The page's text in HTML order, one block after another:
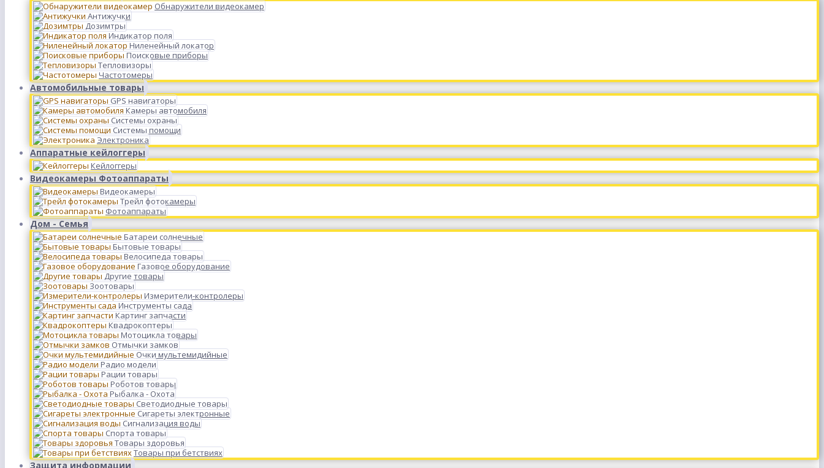
Обнаружители видеокамер
Антижучки
Дозимтры
Индикатор поля
Ниленейный локатор
Поисковые приборы
Тепловизоры
Частотомеры
Автомобильные товары
GPS навигаторы
Камеры автомобиля
Системы охраны
Системы помощи
Электроника
Аппаратные кейлоггеры
Кейлоггеры
Видеокамеры Фотоаппараты
Видеокамеры
Трейл фотокамеры
Фотоаппараты
Дом - Семья
Батареи солнечные
Бытовые товары
Велосипеда товары
Газовое оборудование
Другие товары
Зоотовары
Измерители-контролеры
Инструменты сада
Картинг запчасти
Квадрокоптеры
Мотоцикла товары
Отмычки замков
Очки мультемидийные
Радио модели
Рации товары
Роботов товары
Рыбалка - Охота
Светодиодные товары
Сигареты электронные
Сигнализация воды
Спорта товары
Товары здоровья
Товары при бетствиях
Защита информации